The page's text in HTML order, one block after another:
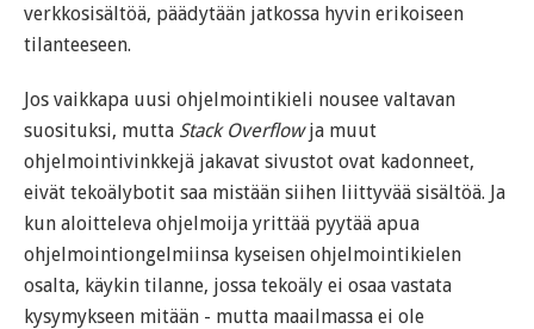
verkkosisältöä, päädytään jatkossa hyvin erikoiseen
tilanteeseen.
Jos vaikkapa uusi ohjelmointikieli nousee valtavan
suosituksi, mutta Stack Overflowja muut
ohjelmointivinkkejä jakavat sivustot ovat kadonneet,
eivät tekoälybotit saa mistään siihen liittyvää sisältöä. Ja
kun aloitteleva ohjelmoija yrittää pyytää apua
ohjelmointiongelmiinsa kyseisen ohjelmointikielen
osalta, käykin tilanne, jossa tekoäly ei osaa vastata
kysymykseen mitään - mutta maailmassa ei ole